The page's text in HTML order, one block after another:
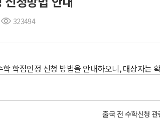
323494
학점인정 신청 방법을 안내하오니, 대상자는
출국 전 수학신청